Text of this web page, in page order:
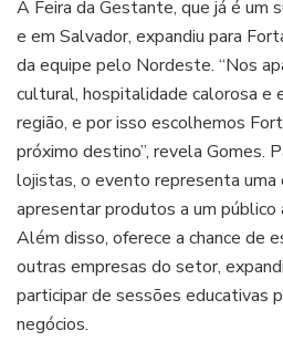
A Feira da Gestante, que já é um
e em Salvador, expandiu para
da equipe pelo Nordeste. “Nos
cultural, hospitalidade calorosa e
região, e por isso escolhemos
próximo destino”, revela Gomes.
lojistas, o evento representa uma
apresentar produtos a um
Além disso, oferece a chance de
outras empresas do setor,
participar de sessões educativas
negócios.